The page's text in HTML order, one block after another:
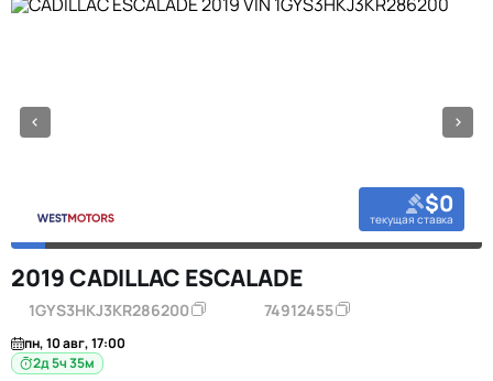
$0
текущая ставка
2019 CADILLAC ESCALADE
1GYS3HKJ3KR286200 74912455
пн, 10 авг, 17:00
2д 5ч 35м